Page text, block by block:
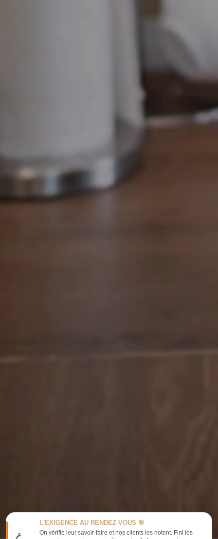
L'EXIGENCE AU RENDEZ-VOUS 🎯
On vérifie leur savoir-faire et nos clients les notent. Fini les